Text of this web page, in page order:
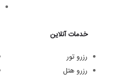
خدمات آنلاین
رزرو تور
رزرو هتل